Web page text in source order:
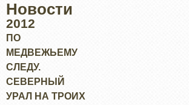
Новости
2012
ПО
МЕДВЕЖЬЕМУ
СЛЕДУ.
СЕВЕРНЫЙ
УРАЛ НА ТРОИХ